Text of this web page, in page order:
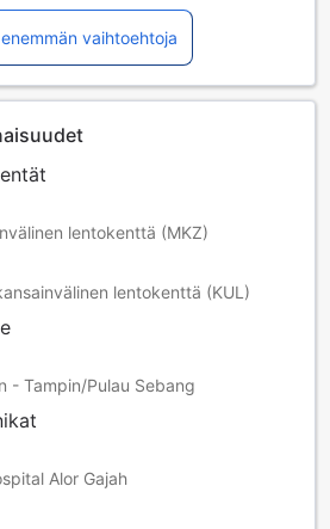
vaihtoehtoja
lentokenttä (MKZ)
lentokenttä (KUL)
- Tampin/Pulau Sebang
Alor Gajah